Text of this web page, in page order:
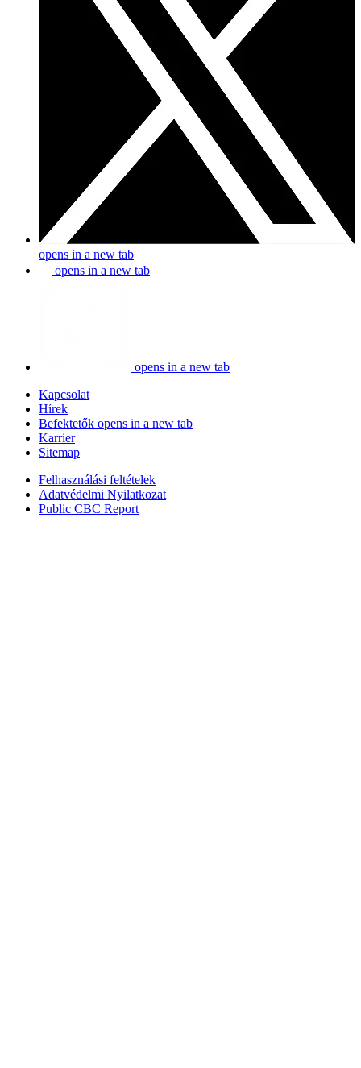
opens in a new tab
opens in a new tab
opens in a new tab
Kapcsolat
Hírek
Befektetők opens in a new tab
Karrier
Sitemap
Felhasználási feltételek
Adatvédelmi Nyilatkozat
Public CBC Report